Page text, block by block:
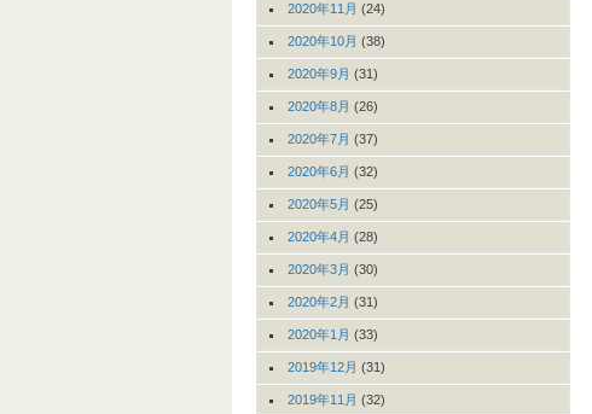
2020年11月 (24)
2020年10月 (38)
2020年9月 (31)
2020年8月 (26)
2020年7月 (37)
2020年6月 (32)
2020年5月 (25)
2020年4月 (28)
2020年3月 (30)
2020年2月 (31)
2020年1月 (33)
2019年12月 (31)
2019年11月 (32)